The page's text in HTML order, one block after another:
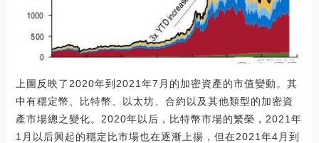
上圖反映了2020年到2021年7月的加密資產的市值變動。其
中有穩定幣、比特幣、以太坊、合約以及其他類型的加密資
產市場總之變化。2020年以后，比特幣市場的繁榮，2021年
1月以后興起的穩定比市場也在逐漸上揚，但在2021年4月到